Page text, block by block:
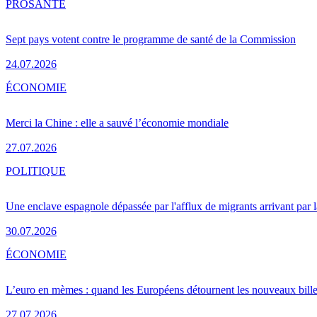
Sept pays votent contre le programme de santé de la Commission
24.07.2026
PROSANTÉ
Merci la Chine : elle a sauvé l’économie mondiale
27.07.2026
ÉCONOMIE
Une enclave espagnole dépassée par l'afflux de migrants arrivant par
30.07.2026
POLITIQUE
L’euro en mèmes : quand les Européens détournent les nouveaux
27.07.2026
ÉCONOMIE